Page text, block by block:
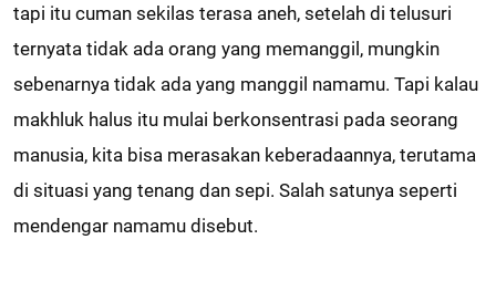
tapi itu cuman sekilas terasa aneh, setelah di telusuri
ternyata tidak ada orang yang memanggil, mungkin
sebenarnya tidak ada yang manggil namamu. Tapi kalau
makhluk halus itu mulai berkonsentrasi pada seorang
manusia, kita bisa merasakan keberadaannya, terutama
di situasi yang tenang dan sepi. Salah satunya seperti
mendengar namamu disebut.